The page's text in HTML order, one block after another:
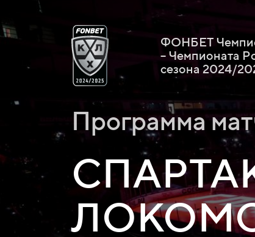
ФОНБЕТ
– Чемпионата
сезона 2024/
Программа